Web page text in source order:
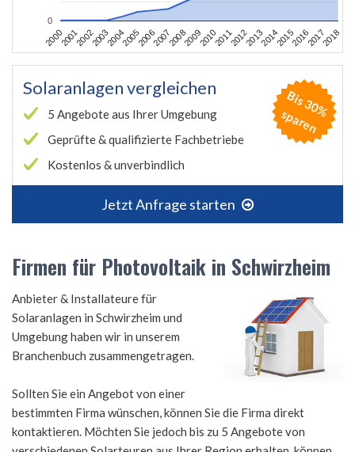
2000200120022003200420052006200720082009201020112012201320142015201620172018
0
Solaranlagen vergleichen
5 Angebote aus Ihrer Umgebung
Geprüfte & qualifizierte Fachbetriebe
Kostenlos & unverbindlich
Jetzt Anfrage starten
B
is
3
0
%
s
p
a
r
e
n
Firmen für Photovoltaik in Schwirzheim
Anbieter & Installateure für
Solaranlagen in Schwirzheim und
Umgebung haben wir in unserem
Branchenbuch zusammengetragen.
Sollten Sie ein Angebot von einer
bestimmten Firma wünschen, können Sie die Firma direkt
kontaktieren. Möchten Sie jedoch bis zu 5 Angebote von